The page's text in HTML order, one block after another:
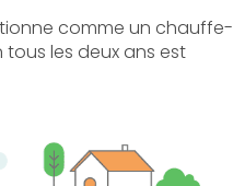
comme un chauffe-
les deux ans est